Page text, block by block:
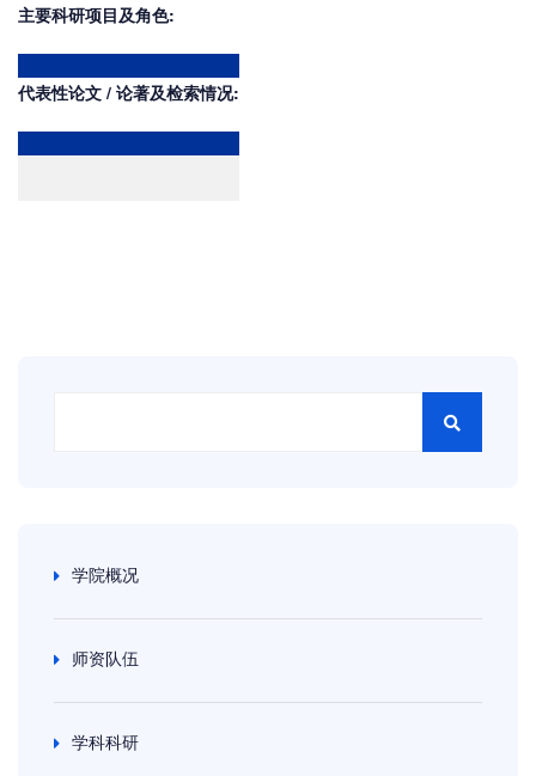
学院概况
师资队伍
学科科研
主要科研项目及角色:
代表性论文 / 论著及检索情况: